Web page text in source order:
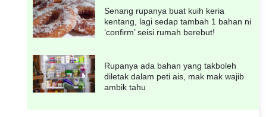
Senang rupanya buat kuih keria
kentang, lagi sedap tambah 1 bahan ni
‘confirm’ seisi rumah berebut!
Rupanya ada bahan yang takboleh
diletak dalam peti ais, mak mak wajib
ambik tahu